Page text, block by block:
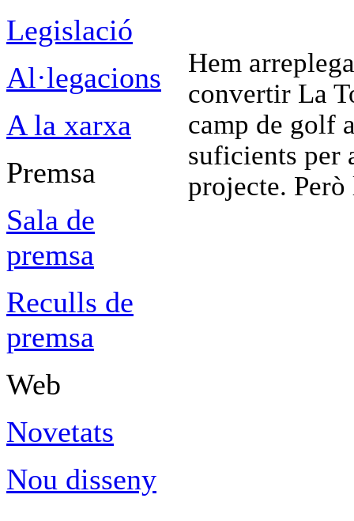
Legislació
Al·legacions
A la xarxa
Premsa
Sala de
premsa
Reculls de
premsa
Web
Novetats
Nou disseny
Hem
convertir La
camp de golf
suficients per
projecte. Però